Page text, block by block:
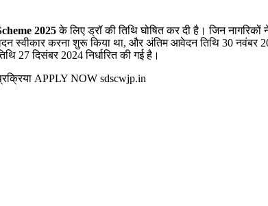
2025के लिए ड्रॉ की तिथि घोषित कर दी है। जिन
करना शुरू किया था, और अंतिम आवेदन तिथि 30 नवंबर
27 दिसंबर 2024 निर्धारित की गई है।